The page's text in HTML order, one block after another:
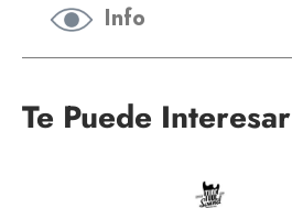
Info
Te Puede Interesar